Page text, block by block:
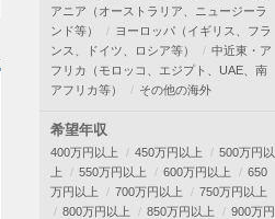
アニア（オーストラリア、ニュージーラ
ンド等）
ヨーロッパ（イギリス、フラ
ンス、ドイツ、ロシア等）
中近東・ア
フリカ（モロッコ、エジプト、UAE、南
アフリカ等）
その他の海外
希望年収
400万円以上 450万円以上
500万円以
上
550万円以上 600万円以上
650
万円以上
700万円以上
750万円以上
800万円以上
850万円以上
900万円